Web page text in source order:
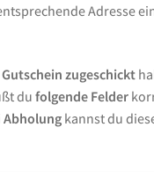
Adresse
Gutschein zugeschickt
du folgende Felder
Abholung kannst du